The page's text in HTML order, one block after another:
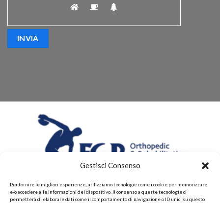
Gestisci Consenso
Per fornire le migliori esperienze, utilizziamo tecnologie come i cookie per memorizzare
e/o accedere alle informazioni del dispositivo. Il consenso a queste tecnologie ci
permetterà di elaborare dati come il comportamento di navigazione o ID unici su questo